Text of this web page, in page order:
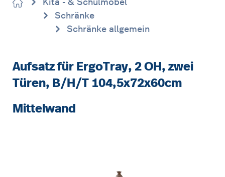
Kita - & Schulmöbel
Schränke
Schränke allgemein
Aufsatz für ErgoTray, 2 OH, zwei
Türen, B/H/T 104,5x72x60cm
Mittelwand